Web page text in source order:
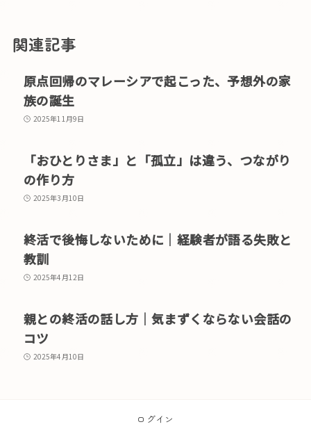
関連記事
原点回帰のマレーシアで起こった、予想外の家
族の誕生
2025年11月9日
「おひとりさま」と「孤立」は違う、つながり
の作り方
2025年3月10日
終活で後悔しないために｜経験者が語る失敗と
教訓
2025年4月12日
親との終活の話し方｜気まずくならない会話の
コツ
2025年4月10日
ログイン